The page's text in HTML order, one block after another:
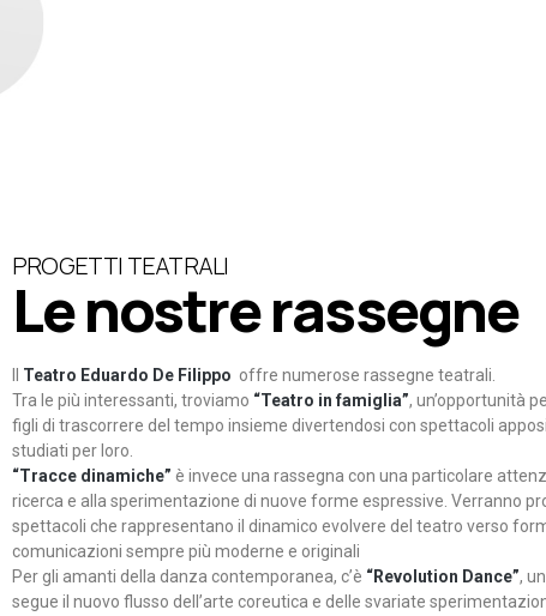
PROGETTI TEATRALI
Le nostre rassegne
Teatro Eduardo De Filippo offre numerose rassegne teatrali.
Tra le più interessanti, troviamo “Teatro in famiglia”, un’opportunità
figli di trascorrere del tempo insieme divertendosi con spettacoli
studiati per loro.
“Tracce dinamiche” è invece una rassegna con una particolare
ricerca e alla sperimentazione di nuove forme espressive. Verranno
spettacoli che rappresentano il dinamico evolvere del teatro verso
comunicazioni sempre più moderne e originali
Per gli amanti della danza contemporanea, c’è “Revolution Dance”,
segue il nuovo flusso dell’arte coreutica e delle svariate